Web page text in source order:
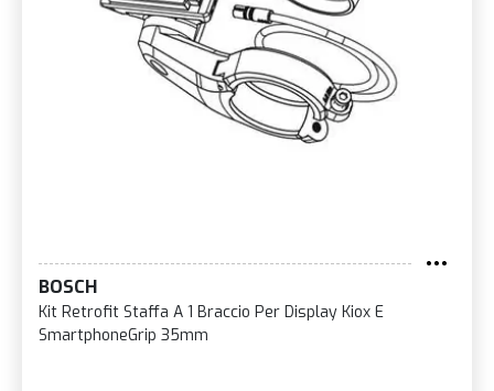
BOSCH
Kit Retrofit Staffa A 1 Braccio Per Display Kiox E
SmartphoneGrip 35mm